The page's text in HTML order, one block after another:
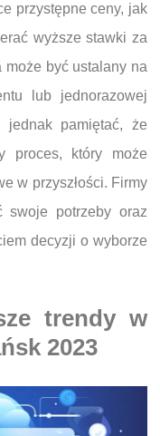
przystępne ceny, jak
wyższe stawki za
może być ustalany na
lub jednorazowej
jednak pamiętać, że
proces, który może
w przyszłości. Firmy
swoje potrzeby oraz
decyzji o wyborze
trendy w
2023